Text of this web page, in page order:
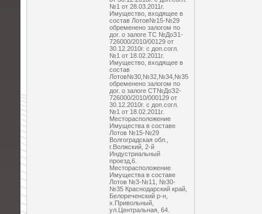
№1 от 28.03.2011г.
Имущество, входящее в
состав Лотов№15-№29
обременено залогом по
дог. о залоге ТС №ДоЗ1-
726000/2010/00129 от
30.12.2010г. с доп.согл.
№1 от 18.02.2011г.
Имущество, входящее в
состав
Лотов№30,№32,№34,№35
обременено залогом по
дог. о залоге СТ№ДоЗ2-
726000/2010/000129 от
30.12.2010г. с доп.согл.
№1 от 18.02.2011г.
Месторасположение
Имущества в составе
Лотов №15-№29
Волгоградская обл.,
г.Волжский, 2-й
Индустриальный
проезд,6.
Месторасположение
Имущества в составе
Лотов №3-№11, №30-
№35 Краснодарский край,
Белореченский р-н,
х.Привольный,
ул.Центральная, 64.